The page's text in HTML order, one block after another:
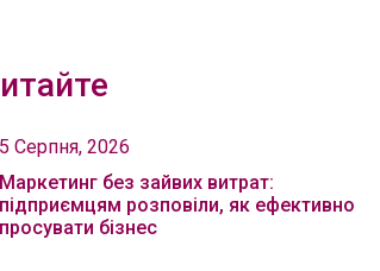
5 Серпня, 2026
Маркетинг без зайвих витрат:
підприємцям розповіли, як ефективно
просувати бізнес